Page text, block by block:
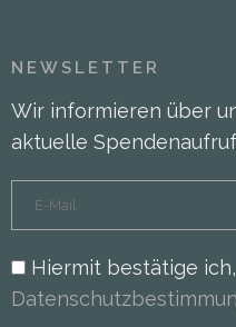
NEWSLETTER
Wir informieren über
aktuelle
Hiermit bestätige